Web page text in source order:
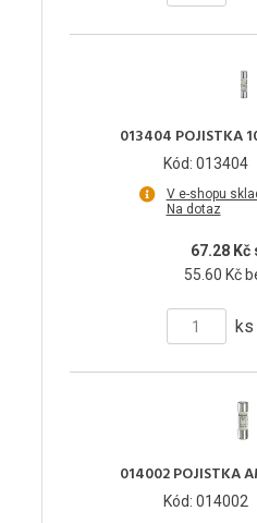
013404 POJISTKA
Kód: 013404
V e-shopu
Na dotaz
67.28 Kč
55.60 Kč
ks
014002 POJISTKA
Kód: 014002